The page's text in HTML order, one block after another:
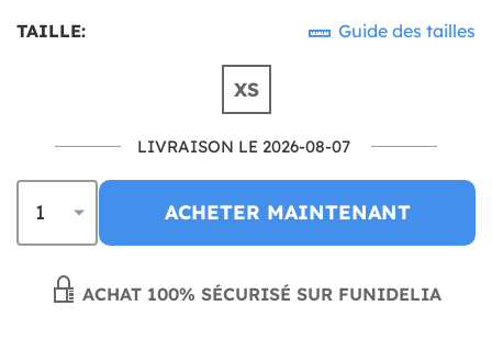
TAILLE: Guide des tailles
XS
LIVRAISON LE 2026-08-07
ACHETER MAINTENANT
ACHAT 100% SÉCURISÉ SUR FUNIDELIA